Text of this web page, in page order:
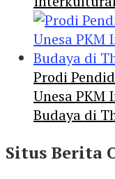
Prodi
Unesa PKM
Budaya di
Situs Berita